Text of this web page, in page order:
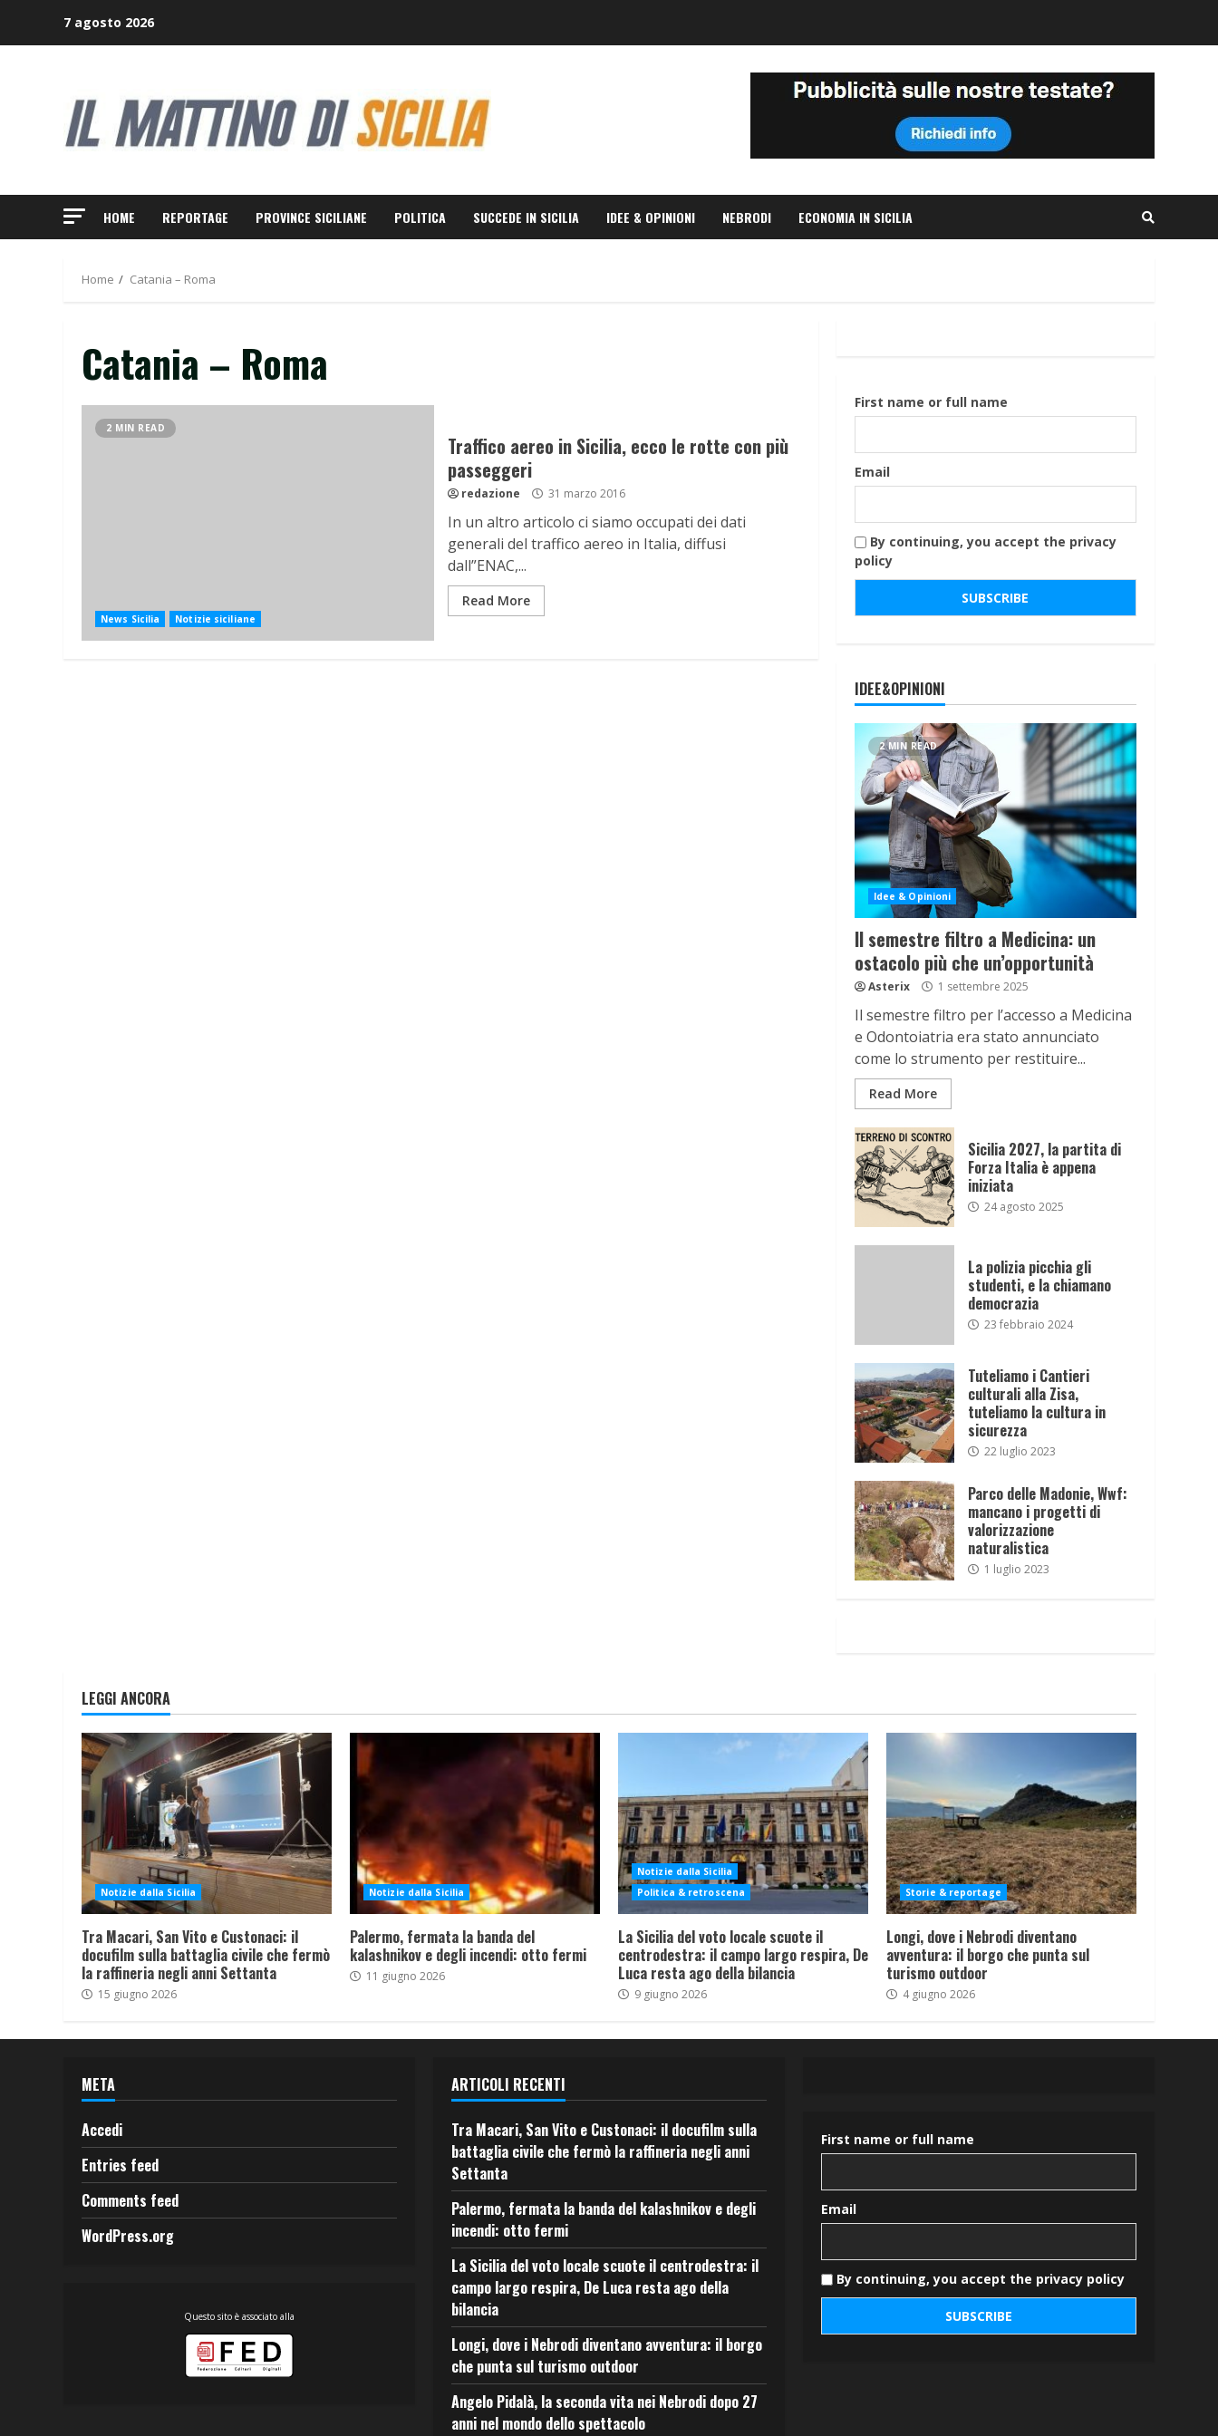
7 agosto 2026
HOME REPORTAGE PROVINCE SICILIANE POLITICA SUCCEDE IN SICILIA IDEE & OPINIONI NEBRODI ECONOMIA IN SICILIA
Home Catania – Roma
Catania – Roma
2 MIN READ
News Sicilia Notizie siciliane
Traffico aereo in Sicilia, ecco le rotte con più
passeggeri
redazione 31 marzo 2016
In un altro articolo ci siamo occupati dei dati
generali del traffico aereo in Italia, diffusi
dall”ENAC,...
Read More
First name or full name
Email
By continuing, you accept the privacy
policy
IDEE&OPINIONI
2 MIN READ
Idee & Opinioni
Il semestre filtro a Medicina: un
ostacolo più che un’opportunità
Asterix 1 settembre 2025
Il semestre filtro per l’accesso a Medicina
e Odontoiatria era stato annunciato
come lo strumento per restituire...
Read More
Sicilia 2027, la partita di
Forza Italia è appena
iniziata
24 agosto 2025
La polizia picchia gli
studenti, e la chiamano
democrazia
23 febbraio 2024
Tuteliamo i Cantieri
culturali alla Zisa,
tuteliamo la cultura in
sicurezza
22 luglio 2023
Parco delle Madonie, Wwf:
mancano i progetti di
valorizzazione
naturalistica
1 luglio 2023
LEGGI ANCORA
Notizie dalla Sicilia
Tra Macari, San Vito e Custonaci: il
docufilm sulla battaglia civile che fermò
la raffineria negli anni Settanta
15 giugno 2026
Notizie dalla Sicilia
Palermo, fermata la banda del
kalashnikov e degli incendi: otto fermi
11 giugno 2026
Notizie dalla Sicilia
Politica & retroscena
La Sicilia del voto locale scuote il
centrodestra: il campo largo respira, De
Luca resta ago della bilancia
9 giugno 2026
Storie & reportage
Longi, dove i Nebrodi diventano
avventura: il borgo che punta sul
turismo outdoor
4 giugno 2026
META
Accedi
Entries feed
Comments feed
WordPress.org
Questo sito è associato alla
ARTICOLI RECENTI
Tra Macari, San Vito e Custonaci: il docufilm sulla
battaglia civile che fermò la raffineria negli anni
Settanta
Palermo, fermata la banda del kalashnikov e degli
incendi: otto fermi
La Sicilia del voto locale scuote il centrodestra: il
campo largo respira, De Luca resta ago della
bilancia
Longi, dove i Nebrodi diventano avventura: il borgo
che punta sul turismo outdoor
Angelo Pidalà, la seconda vita nei Nebrodi dopo 27
anni nel mondo dello spettacolo
First name or full name
Email
By continuing, you accept the privacy policy